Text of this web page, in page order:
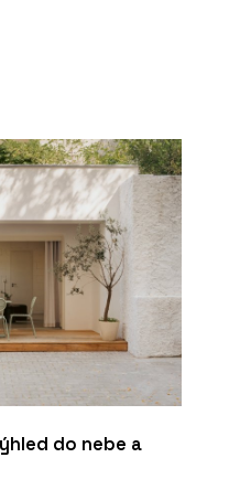
do nebe a